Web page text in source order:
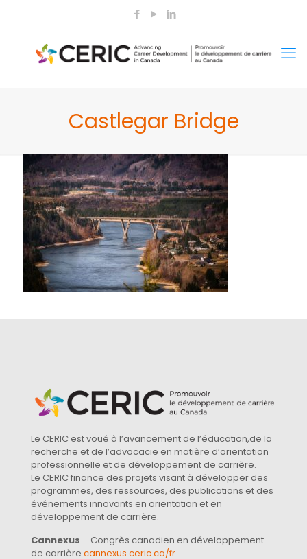
Castlegar Bridge
Le CERIC est voué à l’avancement de l’éducation,de la
recherche et de l’advocacie en matière d’orientation
professionnelle et de développement de carrière.
Le CERIC finance des projets visant à développer des
programmes, des ressources, des publications et des
événements innovants en orientation et en
développement de carrière.
Cannexus – Congrès canadien en développement
de carrière cannexus.ceric.ca/fr